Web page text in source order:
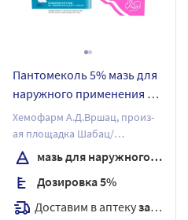
Пантомеколь 5% мазь для
наружного применения 30
гр
Хемофарм А.Д.Вршац, произ-
ая площадка Шабац/
Хемофарм А.Д.
мазь для наружного применения
Дозировка 5%
Доставим в аптекузавтра